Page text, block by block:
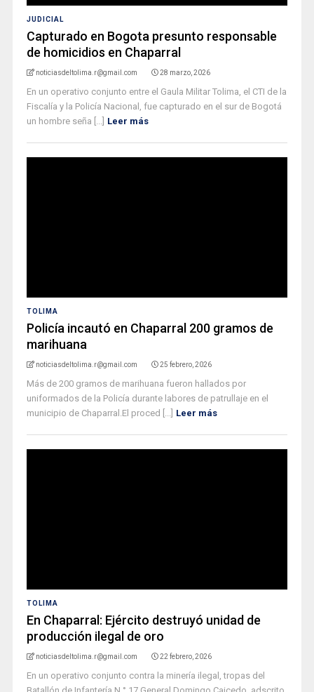
JUDICIAL
Capturado en Bogota presunto responsable
de homicidios en Chaparral
noticiasdeltolima.r@gmail.com 28 marzo, 2026
En un operativo conjunto entre el Gaula Militar Tolima, el CTI de la
Fiscalía y la Policía Nacional, fue capturado en el sur de Bogotá
un hombre seña [...] Leer más
TOLIMA
Policía incautó en Chaparral 200 gramos de
marihuana
noticiasdeltolima.r@gmail.com 25 febrero, 2026
Más de 200 gramos de marihuana fueron hallados por
uniformados de la Policía durante labores de patrullaje en el
municipio de Chaparral.El proced [...] Leer más
TOLIMA
En Chaparral: Ejército destruyó unidad de
producción ilegal de oro
noticiasdeltolima.r@gmail.com 22 febrero, 2026
En un operativo conjunto contra la minería ilegal, tropas del